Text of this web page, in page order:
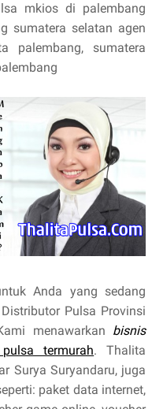
mkios di palembang
sumatera selatan agen
palembang, sumatera
Anda yang sedang
Pulsa Provinsi
menawarkan bisnis
termurah. Thalita
Surya Suryandaru, juga
paket data internet,